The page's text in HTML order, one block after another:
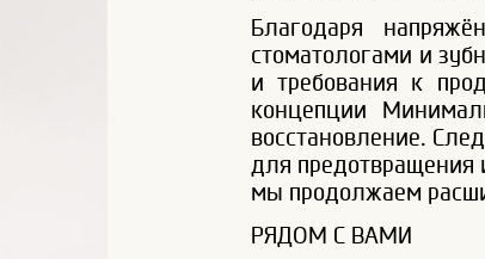
Благодаря
стоматологами и
и требования к
концепции
восстановление.
для предотвращения
мы продолжаем
РЯДОМ С ВАМИ